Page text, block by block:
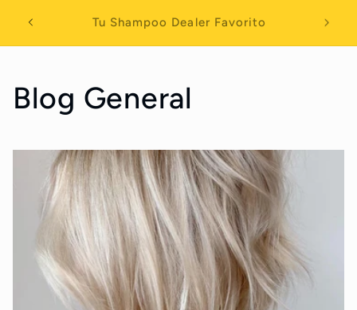
content
Compra dos mascarillas capilares y obten
$5 descuento automatico en el carrito
Blog General